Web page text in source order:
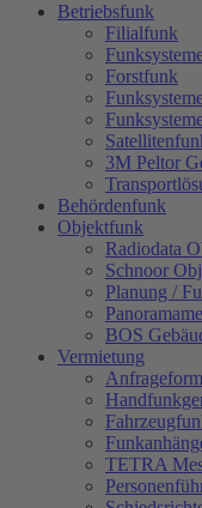
Betriebsfunk
Filialfunk
Forstfunk
3M Peltor
Behördenfunk
Objektfunk
Radiodata
Schnoor
Planung /
BOS
Vermietung
TETRA